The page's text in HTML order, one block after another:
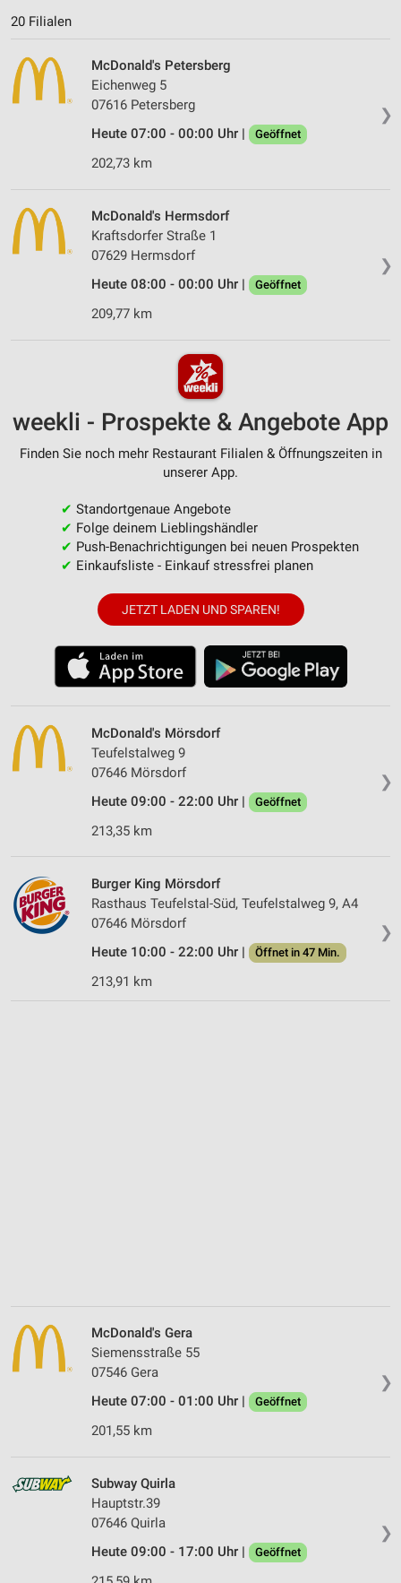
20 Filialen
❯
McDonald's Petersberg
Eichenweg 5
07616 Petersberg
Heute 07:00 - 00:00 Uhr |
Geöffnet
202,73 km
❯
McDonald's Hermsdorf
Kraftsdorfer Straße 1
07629 Hermsdorf
Heute 08:00 - 00:00 Uhr |
Geöffnet
209,77 km
weekli - Prospekte & Angebote App
Finden Sie noch mehr Restaurant Filialen & Öffnungszeiten in
unserer App.
✔ Standortgenaue Angebote
✔ Folge deinem Lieblingshändler
✔ Push-Benachrichtigungen bei neuen Prospekten
✔ Einkaufsliste - Einkauf stressfrei planen
JETZT LADEN UND SPAREN!
❯
McDonald's Mörsdorf
Teufelstalweg 9
07646 Mörsdorf
Heute 09:00 - 22:00 Uhr |
Geöffnet
213,35 km
❯
Burger King Mörsdorf
Rasthaus Teufelstal-Süd, Teufelstalweg 9, A4
07646 Mörsdorf
Heute 10:00 - 22:00 Uhr |
Öffnet in 47 Min.
213,91 km
❯
McDonald's Gera
Siemensstraße 55
07546 Gera
Heute 07:00 - 01:00 Uhr |
Geöffnet
201,55 km
❯
Subway Quirla
Hauptstr.39
07646 Quirla
Heute 09:00 - 17:00 Uhr |
Geöffnet